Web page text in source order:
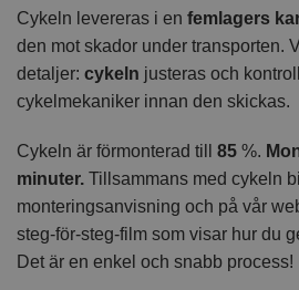
Cykeln levereras i en femlagers
den mot skador under transporten.
detaljer: cykeln justeras och
cykelmekaniker innan den skickas.
Cykeln är förmonterad till 85 %.
minuter. Tillsammans med cykeln
monteringsanvisning och på vår
steg-för-steg-film som visar hur du
Det är en enkel och snabb process!